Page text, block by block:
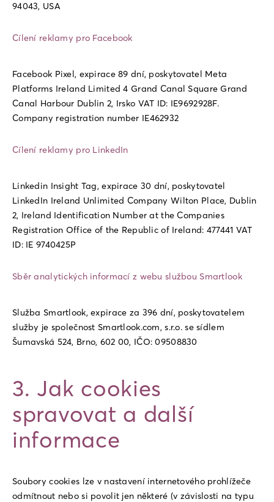
94043, USA
Cílení reklamy pro Facebook
Facebook Pixel, expirace 89 dní, poskytovatel Meta
Platforms Ireland Limited 4 Grand Canal Square Grand
Canal Harbour Dublin 2, Irsko VAT ID: IE9692928F.
Company registration number IE462932
Cílení reklamy pro LinkedIn
Linkedin Insight Tag, expirace 30 dní, poskytovatel
LinkedIn Ireland Unlimited Company Wilton Place, Dublin
2, Ireland Identification Number at the Companies
Registration Office of the Republic of Ireland: 477441 VAT
ID: IE 9740425P
Sběr analytických informací z webu službou Smartlook
Služba Smartlook, expirace za 396 dní, poskytovatelem
služby je společnost Smartlook.com, s.r.o. se sídlem
Šumavská 524, Brno, 602 00, IČO: 09508830
3. Jak cookies
spravovat a další
informace
Soubory cookies lze v nastavení internetového prohlížeče
odmítnout nebo si povolit jen některé (v závislosti na typu